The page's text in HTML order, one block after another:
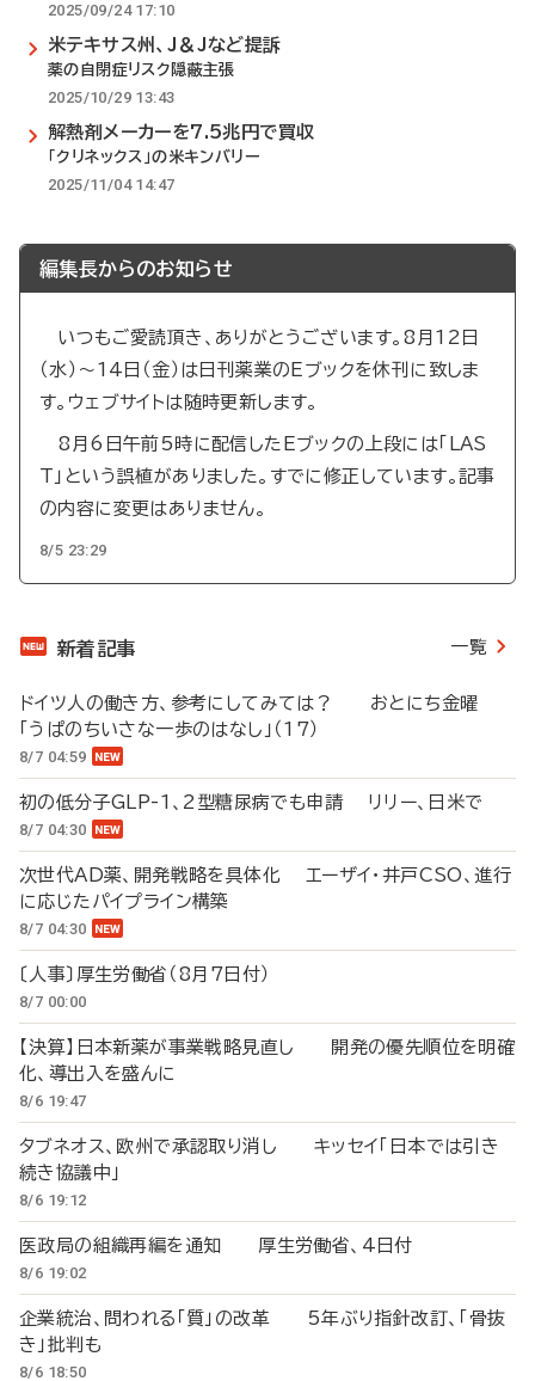
2025/09/24 17:10
米テキサス州、J＆Jなど提訴
薬の自閉症リスク隠蔽主張
2025/10/29 13:43
解熱剤メーカーを7.5兆円で買収
「クリネックス」の米キンバリー
2025/11/04 14:47
編集長からのお知らせ
いつもご愛読頂き、ありがとうございます。8月12日
（水）～14日（金）は日刊薬業のEブックを休刊に致しま
す。ウェブサイトは随時更新します。
8月6日午前5時に配信したEブックの上段には「LAS
T」という誤植がありました。すでに修正しています。記事
の内容に変更はありません。
8/5 23:29
新着記事 一覧
ドイツ人の働き方、参考にしてみては？ おとにち金曜
「うぱのちいさな一歩のはなし」（17）
8/7 04:59
初の低分子GLP-1、2型糖尿病でも申請 リリー、日米で
8/7 04:30
次世代AD薬、開発戦略を具体化 エーザイ・井戸CSO、進行
に応じたパイプライン構築
8/7 04:30
〔人事〕厚生労働省（8月7日付）
8/7 00:00
【決算】日本新薬が事業戦略見直し 開発の優先順位を明確
化、導出入を盛んに
8/6 19:47
タブネオス、欧州で承認取り消し キッセイ「日本では引き
続き協議中」
8/6 19:12
医政局の組織再編を通知 厚生労働省、4日付
8/6 19:02
企業統治、問われる「質」の改革 5年ぶり指針改訂、「骨抜
き」批判も
8/6 18:50